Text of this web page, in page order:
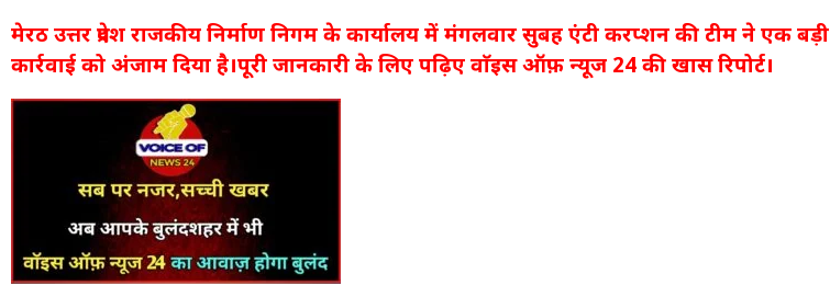
मेरठ उत्तर प्रदेश राजकीय निर्माण निगम के कार्यालय में मंगलवार सुबह एंटी करप्शन की टीम ने एक बड़ी
कार्रवाई को अंजाम दिया है।पूरी जानकारी के लिए पढ़िए वाॅइस ऑफ़ न्यूज 24 की खास रिपोर्ट।